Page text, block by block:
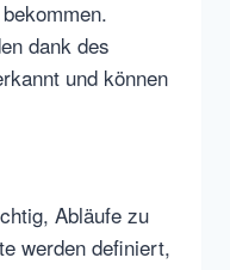
dank des
und können
Abläufe zu
werden definiert,